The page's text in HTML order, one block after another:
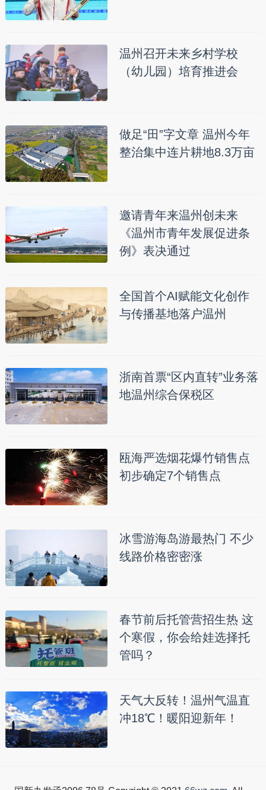
温州召开未来乡村学校
（幼儿园）培育推进会
做足“田”字文章 温州今年
整治集中连片耕地8.3万亩
邀请青年来温州创未来
《温州市青年发展促进条
例》表决通过
全国首个AI赋能文化创作
与传播基地落户温州
浙南首票“区内直转”业务落
地温州综合保税区
瓯海严选烟花爆竹销售点
初步确定7个销售点
冰雪游海岛游最热门 不少
线路价格密密涨
春节前后托管营招生热 这
个寒假，你会给娃选择托
管吗？
天气大反转！温州气温直
冲18℃！暖阳迎新年！